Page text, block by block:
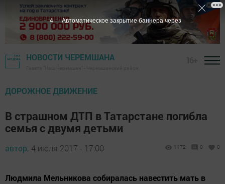
НОВОСТИ ЧЕРЕМШАНА
ДОРОЖНОЕ ДВИЖЕНИЕ
В страшном ДТП в Татарстане погибла
семья с двумя детьми
автор, 4 июля 2017 - 17:00 1172 0 0
Людмила Мельникова собиралась навестить мать в
3 Автоматическое закрытие баннера через